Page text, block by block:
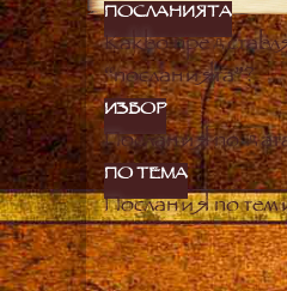
ПОСЛАНИЯТА
Какво
“посланията”?
ИЗБОР
Послания по
ПО ТЕМА
Послания по